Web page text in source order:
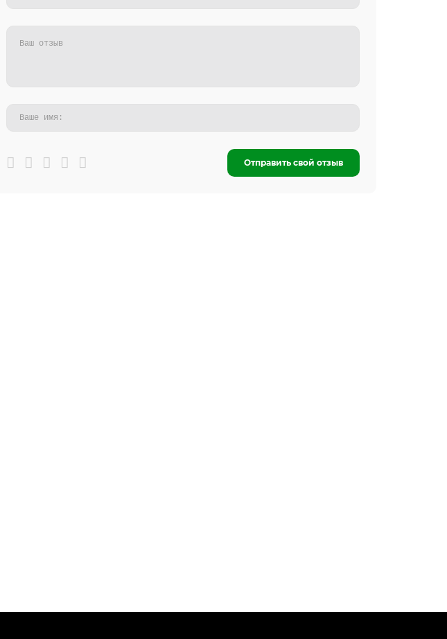
Отправить свой отзыв